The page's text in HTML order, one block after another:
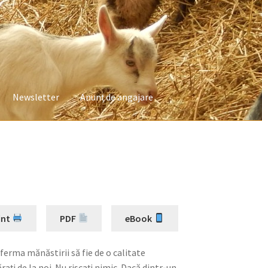
Newsletter Anunț de angajare
PDF eBook
mănăstirii să fie de o calitate